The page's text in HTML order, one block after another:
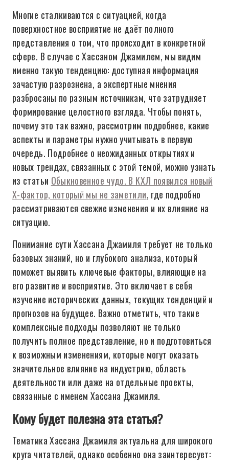
Многие сталкиваются с ситуацией, когда
поверхностное восприятие не даёт полного
представления о том, что происходит в конкретной
сфере. В случае с Хассаном Джамилем, мы видим
именно такую тенденцию: доступная информация
зачастую разрознена, а экспертные мнения
разбросаны по разным источникам, что затрудняет
формирование целостного взгляда. Чтобы понять,
почему это так важно, рассмотрим подробнее, какие
аспекты и параметры нужно учитывать в первую
очередь. Подробнее о неожиданных открытиях и
новых трендах, связанных с этой темой, можно узнать
из статьи Обыкновенное чудо. В КХЛ появился новый
Х-фактор, который мы не заметили, где подробно
рассматриваются свежие изменения и их влияние на
ситуацию.
Понимание сути Хассана Джамиля требует не только
базовых знаний, но и глубокого анализа, который
поможет выявить ключевые факторы, влияющие на
его развитие и восприятие. Это включает в себя
изучение исторических данных, текущих тенденций и
прогнозов на будущее. Важно отметить, что такие
комплексные подходы позволяют не только
получить полное представление, но и подготовиться
к возможным изменениям, которые могут оказать
значительное влияние на индустрию, область
деятельности или даже на отдельные проекты,
связанные с именем Хассана Джамиля.
Кому будет полезна эта статья?
Тематика Хассана Джамиля актуальна для широкого
круга читателей, однако особенно она заинтересует: